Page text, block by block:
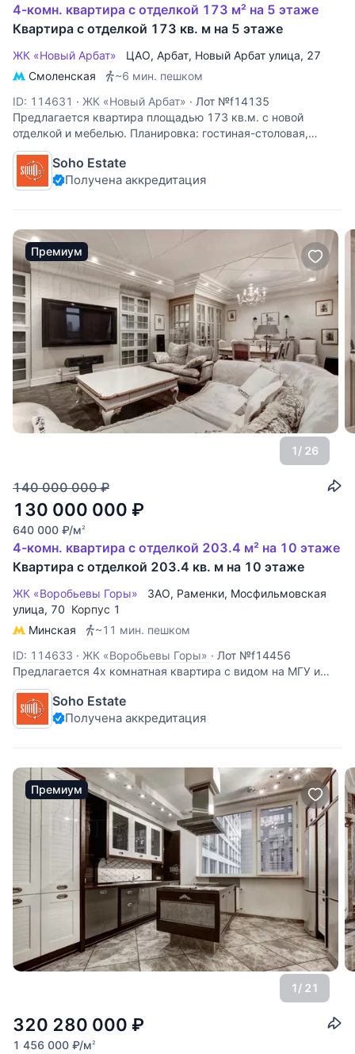
4-комн. квартира с отделкой 173 м² на 5 этаже
Квартира с отделкой 173 кв. м на 5 этаже
ЖК «Новый Арбат» ЦАО, Арбат, Новый Арбат улица, 27
Смоленская
~6 мин. пешком
ID: 114631 · ЖК «Новый Арбат» · Лот №f14135
Предлагается квартира площадью 173 кв.м. с новой
отделкой и мебелью. Планировка: гостиная-столовая,
кухня, 2 спальни со своими ванными комнатами,
кабинет(спальня), гостевой с/узел с постирочной,
гардеробные комнаты. Вид из окон на Лотта
Soho Estate
Получена аккредитация
Премиум
1/ 26
140 000 000 ₽
130 000 000 ₽
640 000 ₽/м2
4-комн. квартира с отделкой 203.4 м² на 10 этаже
Квартира с отделкой 203.4 кв. м на 10 этаже
ЖК «Воробьевы Горы» ЗАО, Раменки, Мосфильмовская
улица, 70 Корпус 1
Минская
~11 мин. пешком
ID: 114633 · ЖК «Воробьевы Горы» · Лот №f14456
Предлагается 4х комнатная квартира с видом на МГУ и
площадью 203,5 кв.м. с дизайнерской отделкой и
итальянской, французской мебелью. Планировка: гостиная
с обеденной зоной(50 кв.м.), кухня оборудована техникой
Soho Estate
Получена аккредитация
Премиум
1/ 21
320 280 000 ₽
1 456 000 ₽/м2